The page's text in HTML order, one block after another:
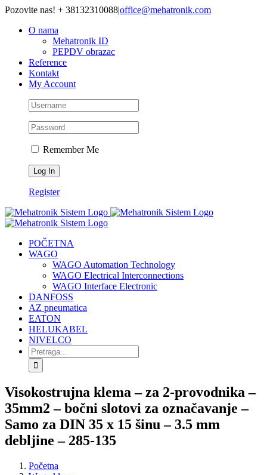
Skip
content
Pozovite nas! + 38132310088|office@mehatronik.com
O nama
Mehatronik ID
PEPDV obrazac
Reference
Kontakt
My Account
Remember Me
Register
POČETNA
WAGO
WAGO Automation Technology
WAGO Electrical Interconnections
WAGO Interface Electronic
DANFOSS
AZ pneumatica
EATON
HELUKABEL
NIVELCO
Search
for:
Visokostrujna klema – za 2-provodnika –
35mm2 – bočni slotovi za označavanje –
Samo za DIN 35 x 15 šinu – 3.5 mm
debljine – 285-135
Početna